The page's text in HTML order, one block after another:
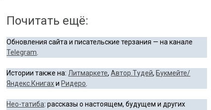
Почитать ещё:
Обновления сайта и писательские терзания — на канале
Telegram.
Истории также на:Литмаркете,Автор.Тудей, Букмейте/
Яндекс.Книгахи Ридеро.
Нео-татиба: рассказы о настоящем, будущем и других